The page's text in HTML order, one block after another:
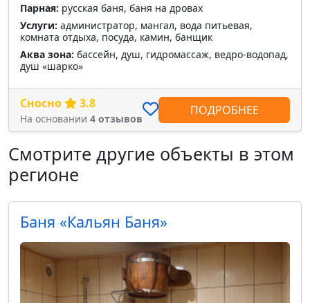
Парная: русская баня, баня на дровах
Услуги: администратор, мангал, вода питьевая,
комната отдыха, посуда, камин, банщик
Аква зона: бассейн, душ, гидромассаж, ведро-водопад,
душ «шарко»
Сносно 3.8
На основании 4 отзывов
ПОДРОБНЕЕ
Смотрите другие объекты в этом
регионе
Баня «Кальян Баня»